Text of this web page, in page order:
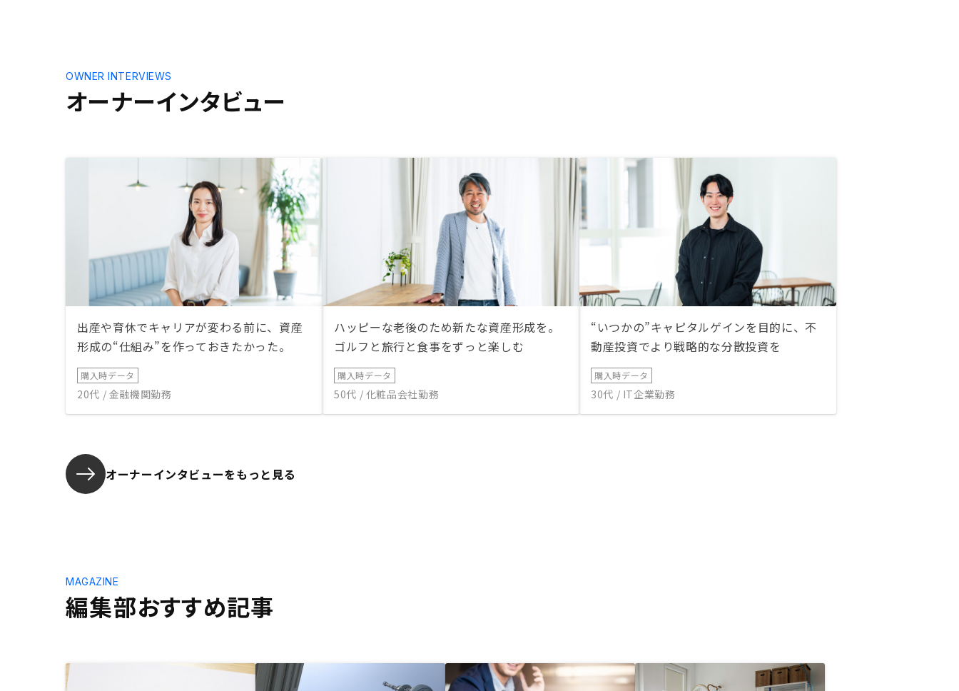
認しながら説明頂けると良かったか
と思います。
オーナーインタビュー
OWNER INTERVIEWS
出産や育休でキャリアが変わる前に、資産
形成の“仕組み”を作っておきたかった。
購入時データ
20代 / 金融機関勤務
ハッピーな老後のため新たな資産形成を。
ゴルフと旅行と食事をずっと楽しむ
購入時データ
50代 / 化粧品会社勤務
“いつかの”キャピタルゲインを目的に、不
動産投資でより戦略的な分散投資を
購入時データ
30代 / IT企業勤務
オーナーインタビューをもっと見る
編集部おすすめ記事
MAGAZINE